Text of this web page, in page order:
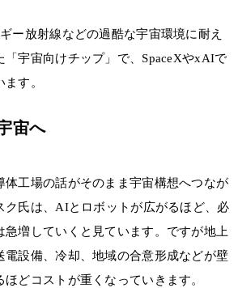
ー放射線などの過酷な宇宙環境に耐え
「宇宙向けチップ」で、SpaceXやxAIで
す。
宙へ
体工場の話がそのまま宇宙構想へつなが
ク氏は、AIとロボットが広がるほど、必
急増していくと見ています。ですが地上
電設備、冷却、地域の合意形成などが壁
どコストが重くなっていきます。